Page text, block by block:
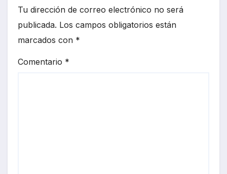
Tu dirección de correo electrónico no será
publicada. Los campos obligatorios están
marcados con *
Comentario *